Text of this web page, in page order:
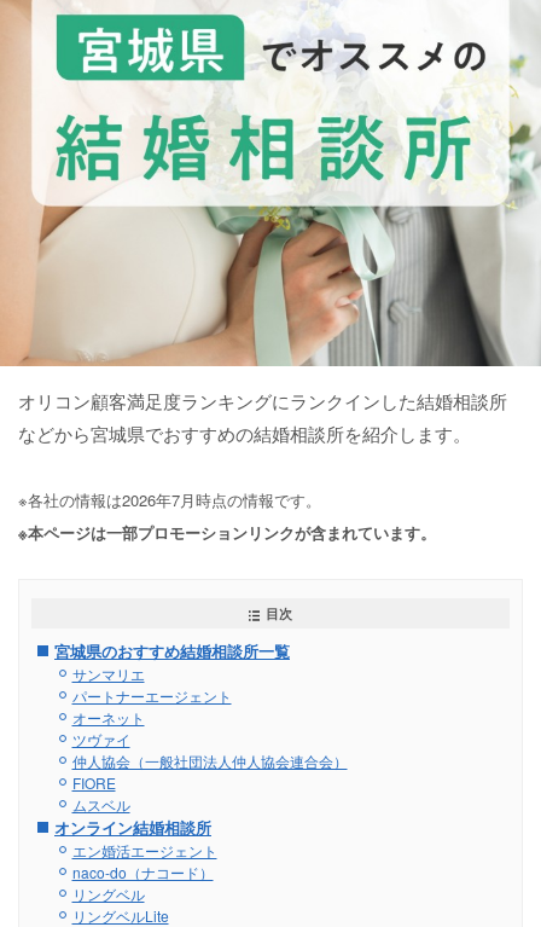
オリコン顧客満足度ランキングにランクインした結婚相談所
などから宮城県でおすすめの結婚相談所を紹介します。
※各社の情報は2026年7月時点の情報です。
※本ページは一部プロモーションリンクが含まれています。
目次
宮城県のおすすめ結婚相談所一覧
サンマリエ
パートナーエージェント
オーネット
ツヴァイ
仲人協会（一般社団法人仲人協会連合会）
FIORE
ムスベル
オンライン結婚相談所
エン婚活エージェント
naco-do（ナコード）
リングベル
リングベルLite